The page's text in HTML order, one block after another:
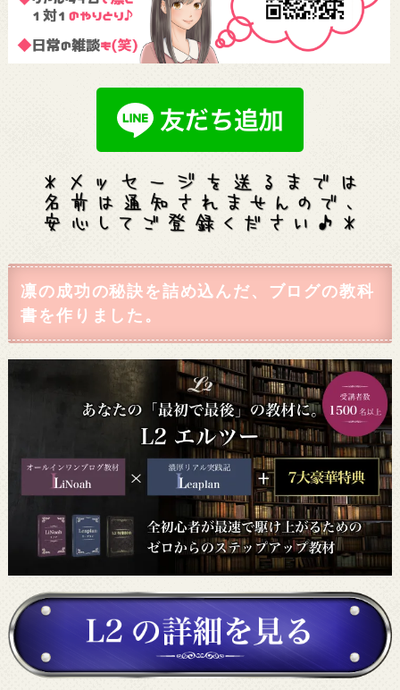
凛の成功の秘訣を詰め込んだ、ブログの教科
書を作りました。